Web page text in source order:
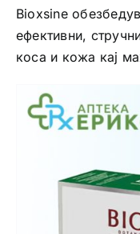
Витамини
Здравје
Здравствени
Интимно здравје
Лична хигиена
Bioxsine
ефективни,
коса и кожа кај